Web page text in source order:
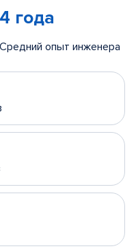
4 года
Средний опыт инженера